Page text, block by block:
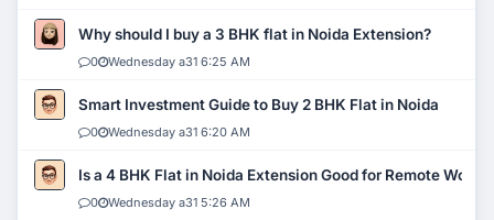
Why should I buy a 3 BHK flat in Noida Extension?
0 Wednesday a31 6:25 AM
Smart Investment Guide to Buy 2 BHK Flat in Noida
0 Wednesday a31 6:20 AM
Is a 4 BHK Flat in Noida Extension Good for Remote Work?
0 Wednesday a31 5:26 AM